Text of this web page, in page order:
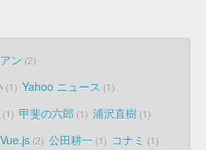
ン 2
1 Yahoo ニュース 1
1 甲斐の六郎 1 浦沢直樹 1
Vue.js 2 公田耕一 1 コナミ 1